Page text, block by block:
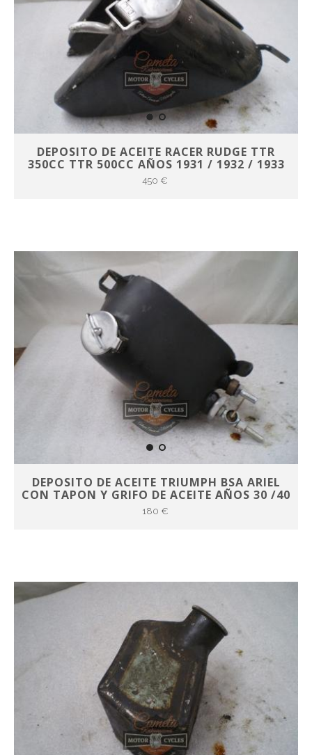
DEPOSITO DE ACEITE RACER RUDGE TTR
350CC TTR 500CC AÑOS 1931 / 1932 / 1933
450 €
DEPOSITO DE ACEITE TRIUMPH BSA ARIEL
CON TAPON Y GRIFO DE ACEITE AÑOS 30 /40
180 €